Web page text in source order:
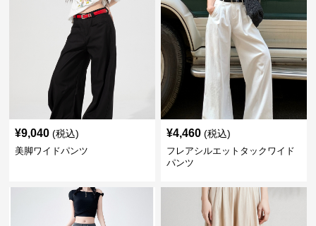
¥9,040 (税込)
美脚ワイドパンツ
¥4,460 (税込)
フレアシルエットタックワイド
パンツ